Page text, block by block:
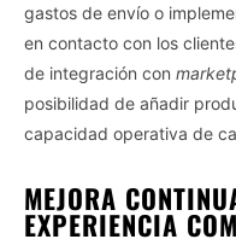
gastos de envío o
en contacto con los
de integración con
posibilidad de añadir
capacidad operativa de
MEJORA
EXPERIENCIA